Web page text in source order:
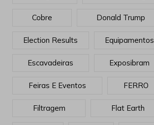
Cobre Donald Trump
Election Results Equipamentos
Escavadeiras Exposibram
Feiras E Eventos FERRO
Filtragem Flat Earth